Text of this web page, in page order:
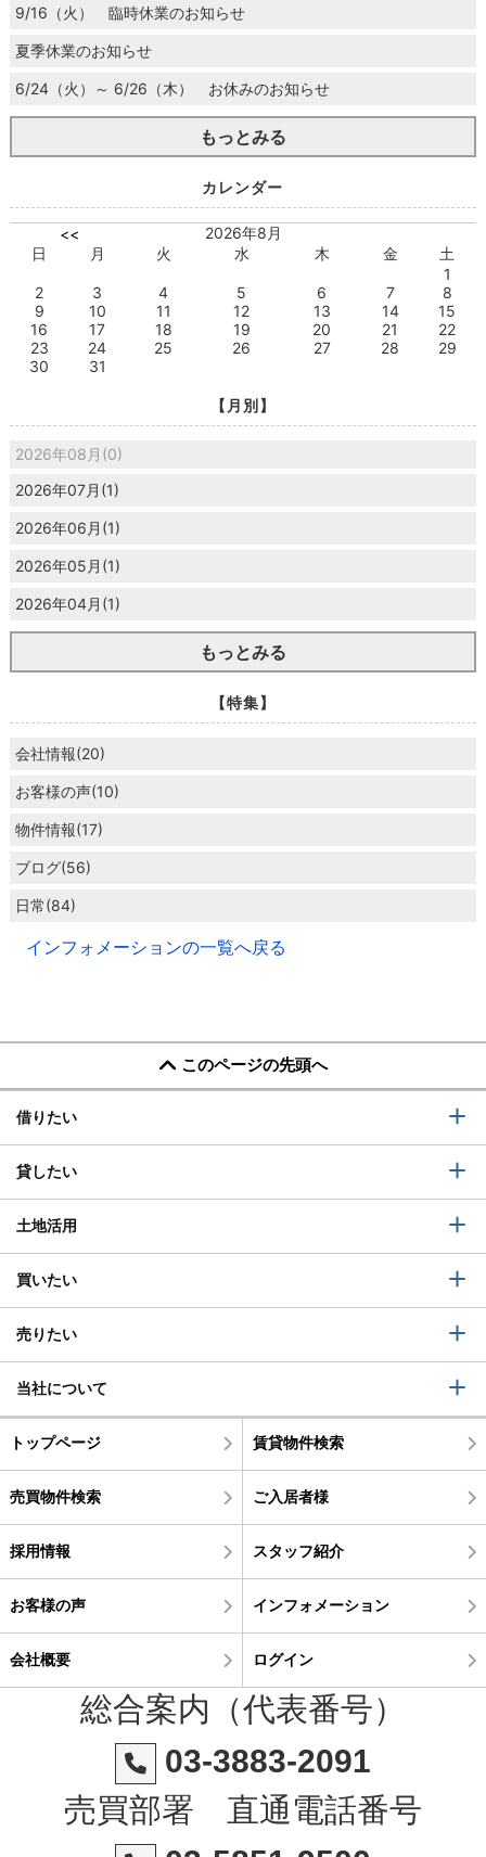
9/16（火） 臨時休業のお知らせ
夏季休業のお知らせ
6/24（火）～ 6/26（木） お休みのお知らせ
もっとみる
カレンダー
<<
2026年8月
日
月 火 水 木 金
土
1
2
3 4 5 6 7
8
9
10 11 12 13 14
15
16
17 18 19 20 21
22
23
24 25 26 27 28
29
30
31
【月別】
2026年08月(0)
2026年07月(1)
2026年06月(1)
2026年05月(1)
2026年04月(1)
もっとみる
【特集】
会社情報(20)
お客様の声(10)
物件情報(17)
ブログ(56)
日常(84)
インフォメーションの一覧へ戻る
このページの先頭へ
借りたい
貸したい
土地活用
買いたい
売りたい
当社について
トップページ 賃貸物件検索
売買物件検索 ご入居者様
採用情報 スタッフ紹介
お客様の声 インフォメーション
会社概要 ログイン
総合案内（代表番号）
03-3883-2091
売買部署 直通電話番号